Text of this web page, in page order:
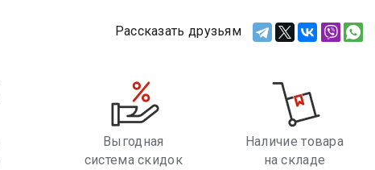
Рассказать друзьям
Выгодная
система скидок
Наличие товара
на складе